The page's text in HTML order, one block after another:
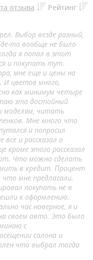
отзыва Рейтинг
Выбор везде разный,
то вообще не было
я попал в этот
и покупать тут.
мне еще и цены на
И цветов много,
как минимум четыре
это достойный
моделям, читать
Мне много что
и попросил
и рассказал о
кроме этого рассказал
Что можно сделать
в кредит. Процент
мне предлагали.
покупать не в
к оформлению.
час наверное, я и
своем авто. Это было
с
салона и
что выбрал тогда